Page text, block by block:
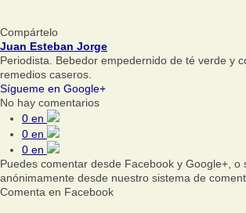
Compártelo
Juan Esteban Jorge
Periodista. Bebedor empedernido de té verde y
remedios caseros.
Sígueme en Google+
No hay comentarios
0 en
0 en
0 en
Puedes comentar desde Facebook y Google+, o
anónimamente desde nuestro sistema de
Comenta en Facebook